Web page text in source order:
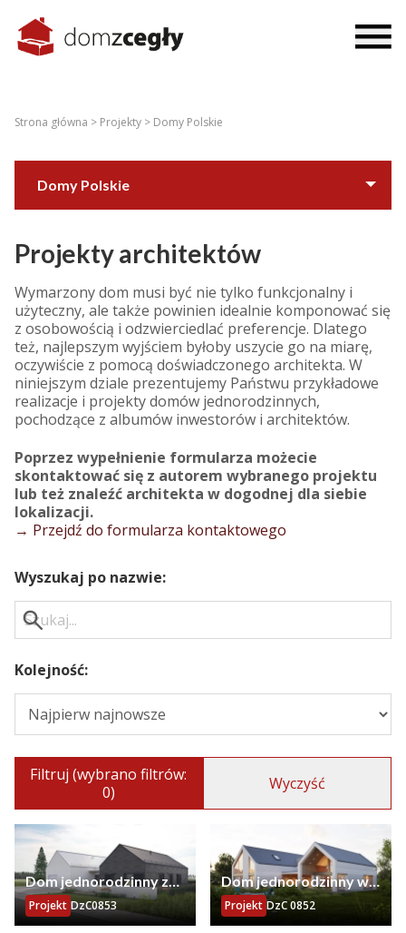
Strona główna > Projekty > Domy Polskie
Domy Polskie
Projekty architektów
Wymarzony dom musi być nie tylko funkcjonalny i
użyteczny, ale także powinien idealnie komponować się
z osobowością i odzwierciedlać preferencje. Dlatego
też, najlepszym wyjściem byłoby uszycie go na miarę,
oczywiście z pomocą doświadczonego architekta. W
niniejszym dziale prezentujemy Państwu przykładowe
realizacje i projekty domów jednorodzinnych,
pochodzące z albumów inwestorów i architektów.
Poprzez wypełnienie formularza możecie
skontaktować się z autorem wybranego projektu
lub też znaleźć architekta w dogodnej dla siebie
lokalizacji.
→ Przejdź do formularza kontaktowego
Wyszukaj po nazwie:
Kolejność:
Filtruj (wybrano filtrów:
0)
Wyczyść
Dom jednorodzinny z
garażem
Projekt DzC0853
Dom jednorodzinny w
Kierszku
Projekt DzC 0852